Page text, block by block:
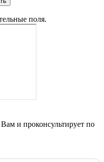
поля.
и проконсультирует по